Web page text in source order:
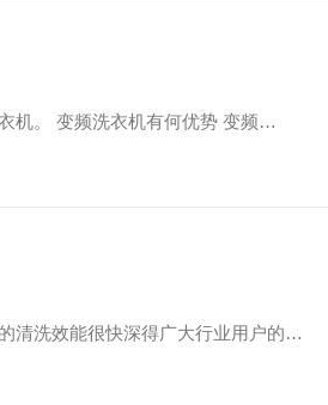
机。 变频洗衣机有何优势 变频…
清洗效能很快深得广大行业用户的…